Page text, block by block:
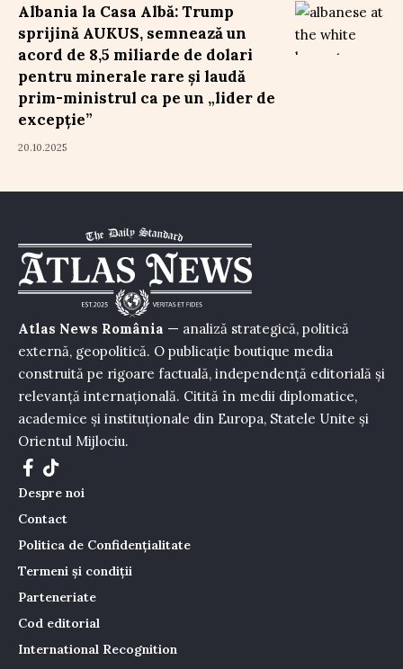
Albania la Casa Albă: Trump
sprijină AUKUS, semnează un
acord de 8,5 miliarde de dolari
pentru minerale rare și laudă
prim-ministrul ca pe un „lider de
excepție”
20.10.2025
Atlas News România — analiză strategică, politică
externă, geopolitică. O publicație boutique media
construită pe rigoare factuală, independență editorială și
relevanță internațională. Citită în medii diplomatice,
academice și instituționale din Europa, Statele Unite și
Orientul Mijlociu.
Despre noi
Contact
Politica de Confidențialitate
Termeni și condiții
Parteneriate
Cod editorial
International Recognition